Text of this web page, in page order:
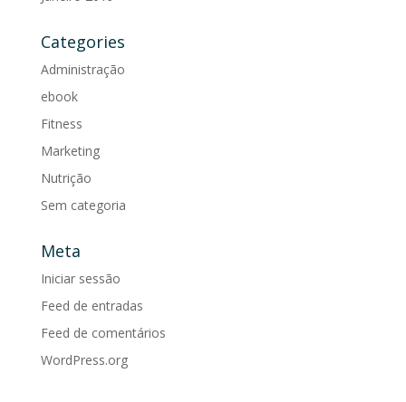
Categories
Administração
ebook
Fitness
Marketing
Nutrição
Sem categoria
Meta
Iniciar sessão
Feed de entradas
Feed de comentários
WordPress.org